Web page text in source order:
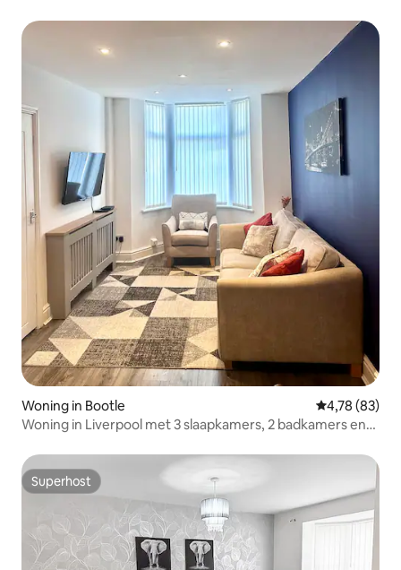
Woning in Bootle Gemiddelde
4,78 (83)
Woning in Liverpool met 3 slaapkamers, 2 badkamers en
Superhost
Superhost